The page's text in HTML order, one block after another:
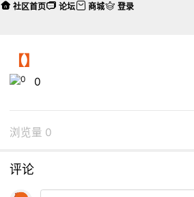
【】
0
浏览量 0
评论
社区首页 论坛 商城 登录